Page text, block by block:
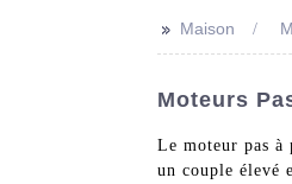
>> Maison
Moteurs
Le moteur pas à
un couple élevé